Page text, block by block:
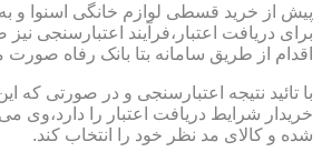
پیش از خرید قسطی لوازم خانگی اسنوا و
برای دریافت اعتبار،فرآیند اعتبارسنجی
اقدام از طریق سامانه بتا بانک رفاه صورت
با تائید نتیجه اعتبارسنجی و در صورتی که
خریدار شرایط دریافت اعتبار را دارد،وی
شده و کالای مد نظر خود را انتخاب کند.